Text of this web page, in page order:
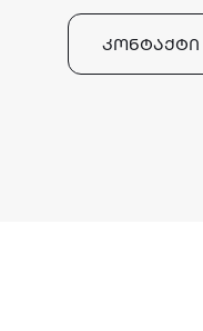
ᲙᲝᲜᲢᲐᲥᲢᲘ